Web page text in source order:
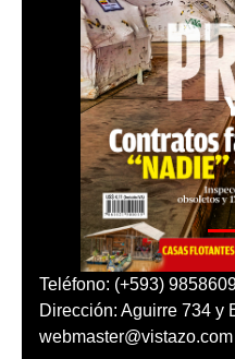
Teléfono: (+593)
Dirección: Aguirre 734 y
webmaster@vistazo.com